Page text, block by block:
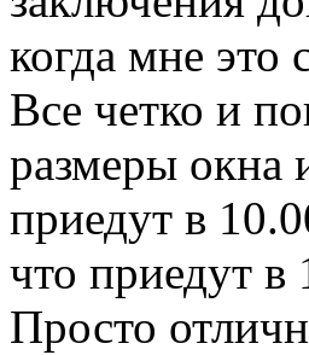
когда мне это
Все четко и
размеры окна
приедут в
что приедут в
Просто